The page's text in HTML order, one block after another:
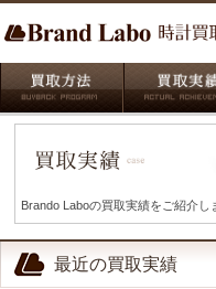
Brando Laboの買取実績をご紹介し
最近の買取実績